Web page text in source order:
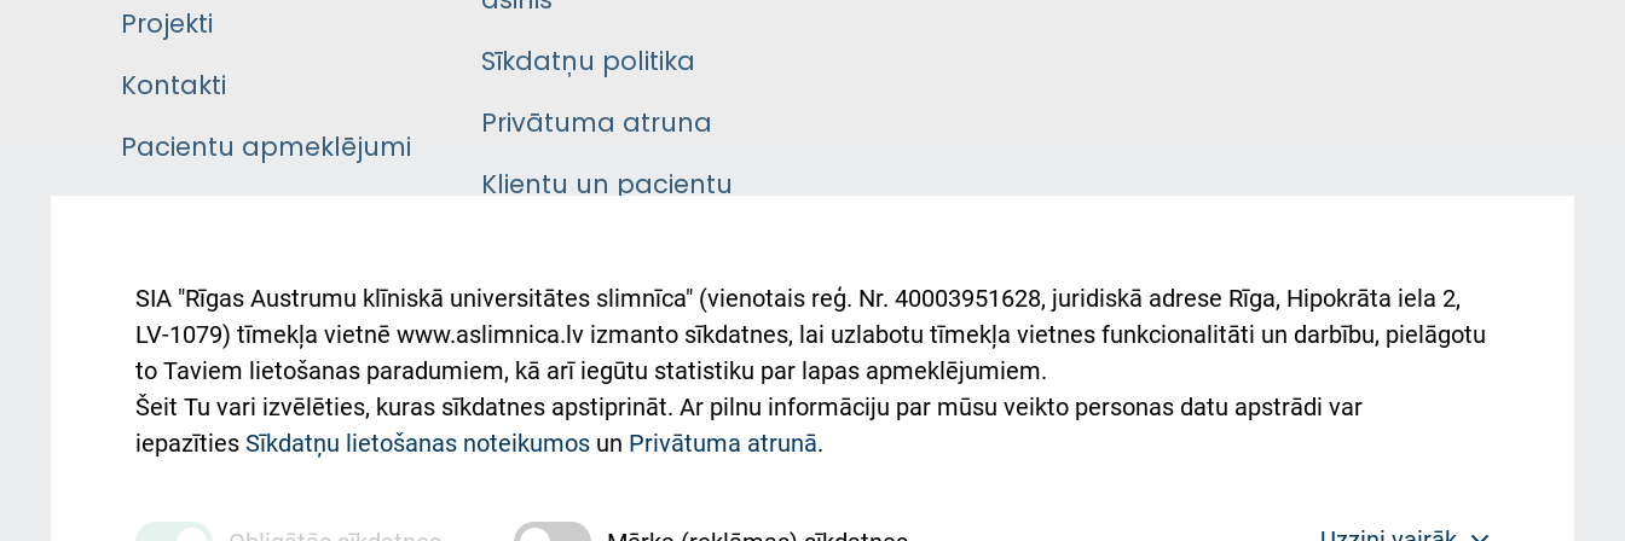
Projekti
Kontakti
Pacientu apmeklējumi
Pacienta
atsauksmju/sūdzību
iesniegšanas kārtība
Kā pie mums nokļūt
Sīkdatņu politika
Privātuma atruna
Klientu un pacientu
Austrumu slimnīcas
atbalsts Ukrainai
Підтримка Східної лікарні
та співпраця з Україною
SIA "Rīgas Austrumu klīniskā universitātes slimnīca" (vienotais reģ. Nr. 40003951628, juridiskā adrese Rīga, Hipokrāta iela 2,
LV-1079) tīmekļa vietnē www.aslimnica.lv izmanto sīkdatnes, lai uzlabotu tīmekļa vietnes funkcionalitāti un darbību, pielāgotu
to Taviem lietošanas paradumiem, kā arī iegūtu statistiku par lapas apmeklējumiem.
Šeit Tu vari izvēlēties, kuras sīkdatnes apstiprināt. Ar pilnu informāciju par mūsu veikto personas datu apstrādi var
iepazīties Sīkdatņu lietošanas noteikumos un Privātuma atrunā.